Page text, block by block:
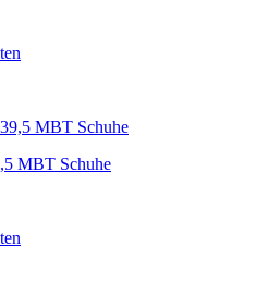
MBT Schuhe